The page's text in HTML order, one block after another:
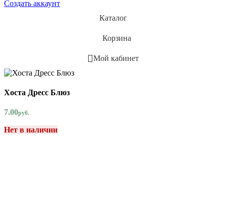
Создать аккаунт
Каталог
Корзина
Мой кабинет
Хоста Дресс Блюз
7.00руб.
Нет в наличии